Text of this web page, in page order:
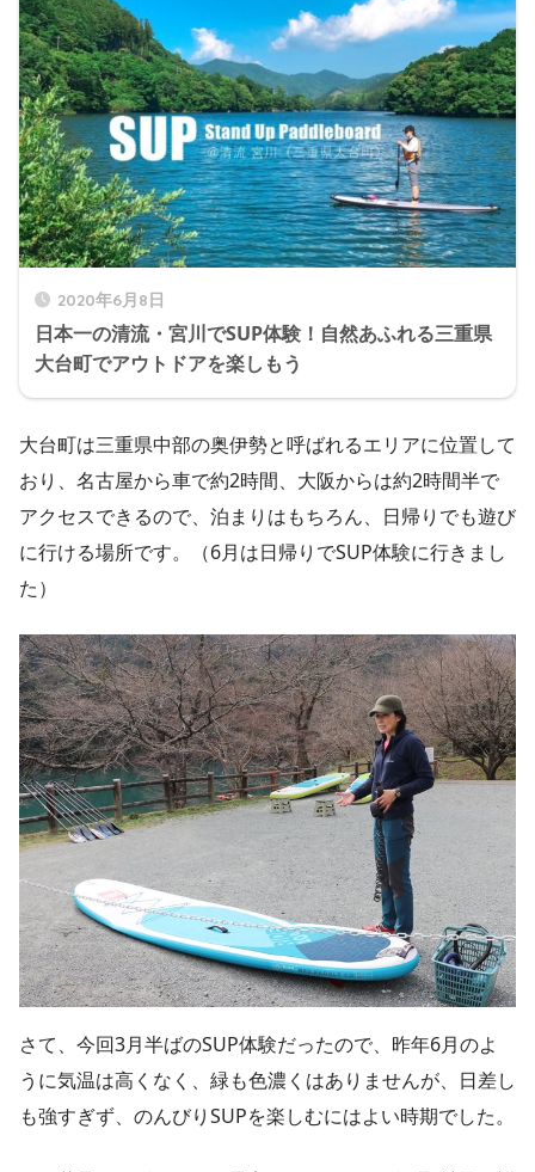
2020年6月8日
日本一の清流・宮川でSUP体験！自然あふれる三重県
大台町でアウトドアを楽しもう
大台町は三重県中部の奥伊勢と呼ばれるエリアに位置して
おり、名古屋から車で約2時間、大阪からは約2時間半で
アクセスできるので、泊まりはもちろん、日帰りでも遊び
に行ける場所です。（6月は日帰りでSUP体験に行きまし
た）
さて、今回3月半ばのSUP体験だったので、昨年6月のよ
うに気温は高くなく、緑も色濃くはありませんが、日差し
も強すぎず、のんびりSUPを楽しむにはよい時期でした。